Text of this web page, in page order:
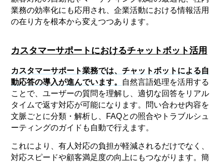
業務の効率化にも応用され、企業活動における情報活用
の在り方を根本から変えつつあります。
カスタマーサポートにおけるチャットボット活用
カスタマーサポート業務では、チャットボットによる自
動応答の導入が進んでいます。 自然言語処理を活用する
ことで、ユーザーの質問を理解し、適切な回答をリアル
タイムで返す対応が可能になります。問い合わせ内容を
文脈ごとに分類・解析し、FAQとの照合やトラブルシュ
ーティングのガイドも自動で行えます。
これにより、有人対応の負担が軽減されるだけでなく、
対応スピードや顧客満足度の向上にもつながります。簡